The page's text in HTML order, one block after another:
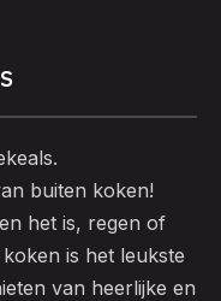
buiten koken!
het is, regen of
is het leukste
van heerlijke en